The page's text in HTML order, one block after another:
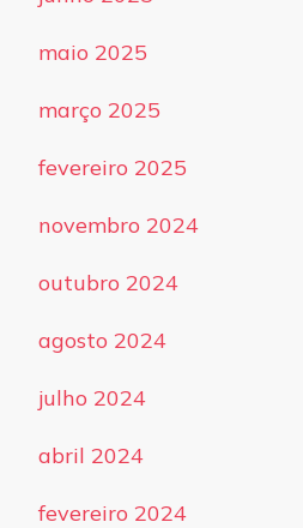
maio 2025
março 2025
fevereiro 2025
novembro 2024
outubro 2024
agosto 2024
julho 2024
abril 2024
fevereiro 2024